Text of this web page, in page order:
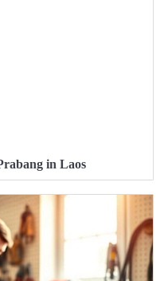
in Laos